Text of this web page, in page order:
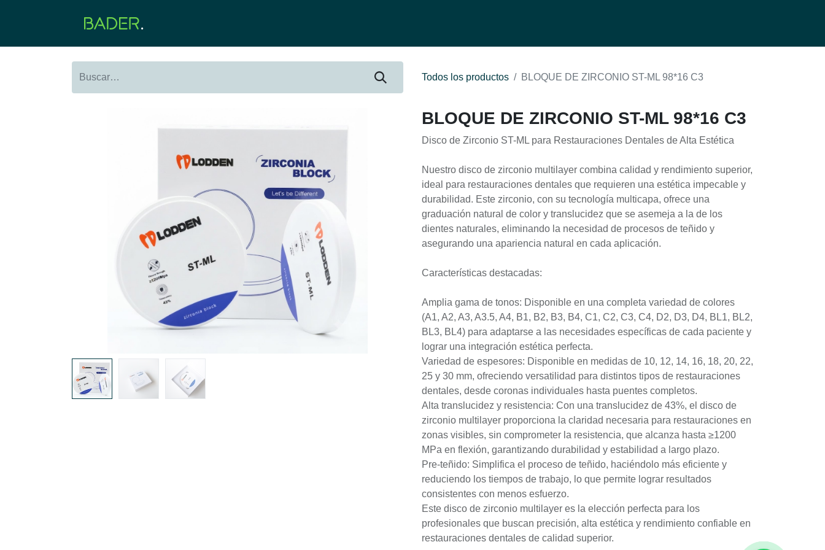
Todos los productos BLOQUE DE ZIRCONIO ST-ML 98*16 C3
BLOQUE DE ZIRCONIO ST-ML 98*16 C3
Disco de Zirconio ST-ML para Restauraciones Dentales de Alta Estética
Nuestro disco de zirconio multilayer combina calidad y rendimiento superior,
ideal para restauraciones dentales que requieren una estética impecable y
durabilidad. Este zirconio, con su tecnología multicapa, ofrece una
graduación natural de color y translucidez que se asemeja a la de los
dientes naturales, eliminando la necesidad de procesos de teñido y
asegurando una apariencia natural en cada aplicación.
Características destacadas:
Amplia gama de tonos: Disponible en una completa variedad de colores
(A1, A2, A3, A3.5, A4, B1, B2, B3, B4, C1, C2, C3, C4, D2, D3, D4, BL1, BL2,
BL3, BL4) para adaptarse a las necesidades específicas de cada paciente y
lograr una integración estética perfecta.
Variedad de espesores: Disponible en medidas de 10, 12, 14, 16, 18, 20, 22,
25 y 30 mm, ofreciendo versatilidad para distintos tipos de restauraciones
dentales, desde coronas individuales hasta puentes completos.
Alta translucidez y resistencia: Con una translucidez de 43%, el disco de
zirconio multilayer proporciona la claridad necesaria para restauraciones en
zonas visibles, sin comprometer la resistencia, que alcanza hasta ≥1200
MPa en flexión, garantizando durabilidad y estabilidad a largo plazo.
Pre-teñido: Simplifica el proceso de teñido, haciéndolo más eficiente y
reduciendo los tiempos de trabajo, lo que permite lograr resultados
consistentes con menos esfuerzo.
Este disco de zirconio multilayer es la elección perfecta para los
profesionales que buscan precisión, alta estética y rendimiento confiable en
restauraciones dentales de calidad superior.